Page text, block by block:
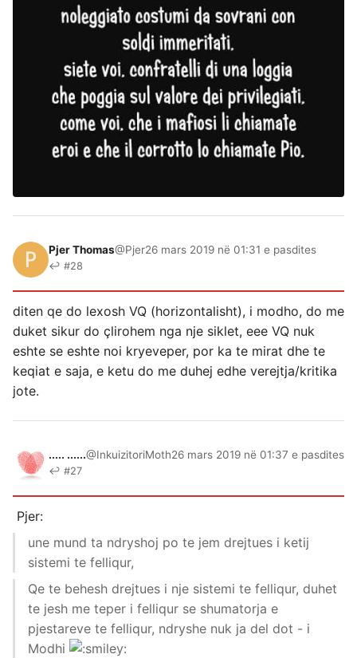
Pjer Thomas@Pjer26 mars 2019 në 01:31 e pasdites
↩ #28
diten qe do lexosh VQ (horizontalisht), i modho, do me
duket sikur do çlirohem nga nje siklet, eee VQ nuk
eshte se eshte noi kryeveper, por ka te mirat dhe te
keqiat e saja, e ketu do me duhej edhe verejtja/kritika
jote.
..... ......@InkuizitoriMoth26 mars 2019 në 01:37 e pasdites
↩ #27
Pjer:
une mund ta ndryshoj po te jem drejtues i ketij
sistemi te felliqur,
Qe te behesh drejtues i nje sistemi te felliqur, duhet
te jesh me teper i felliqur se shumatorja e
pjestareve te felliqur, ndryshe nuk ja del dot - i
Modhi